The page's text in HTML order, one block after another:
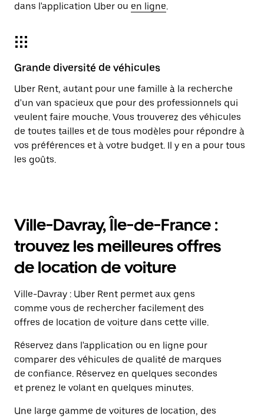
dans l'application Uber ou en ligne.
Grande diversité de véhicules
Uber Rent, autant pour une famille à la recherche
d'un van spacieux que pour des professionnels qui
veulent faire mouche. Vous trouverez des véhicules
de toutes tailles et de tous modèles pour répondre à
vos préférences et à votre budget. Il y en a pour tous
les goûts.
Ville-Davray, Île-de-France :
trouvez les meilleures offres
de location de voiture
Ville-Davray : Uber Rent permet aux gens
comme vous de rechercher facilement des
offres de location de voiture dans cette ville.
Réservez dans l'application ou en ligne pour
comparer des véhicules de qualité de marques
de confiance. Réservez en quelques secondes
et prenez le volant en quelques minutes.
Une large gamme de voitures de location, des